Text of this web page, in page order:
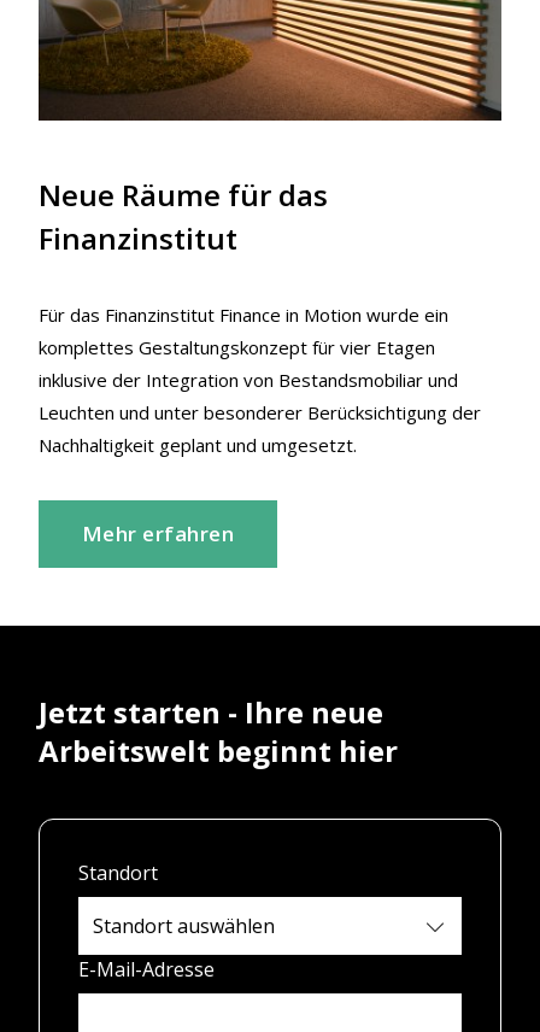
Neue Räume für das
Finanzinstitut
Für das Finanzinstitut Finance in Motion wurde ein
komplettes Gestaltungskonzept für vier Etagen
inklusive der Integration von Bestandsmobiliar und
Leuchten und unter besonderer Berücksichtigung der
Nachhaltigkeit geplant und umgesetzt.
Mehr erfahren
Jetzt starten - Ihre neue
Arbeitswelt beginnt hier
Standort
E-Mail-Adresse